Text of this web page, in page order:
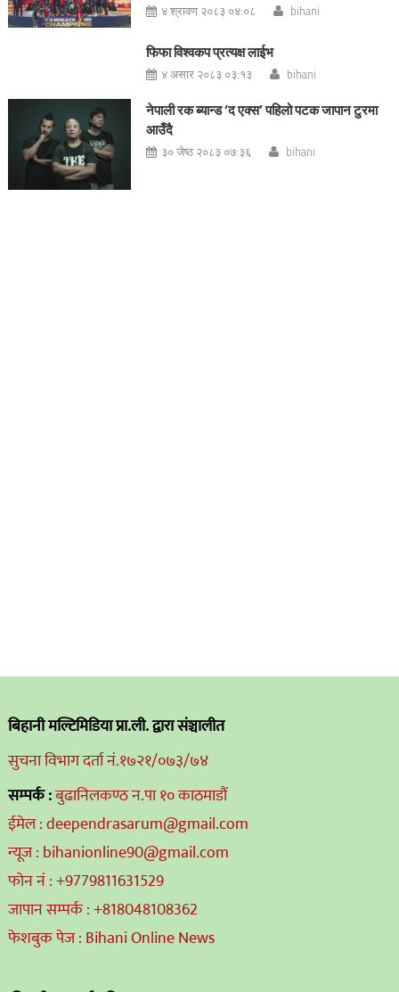
४ श्रावण २०८३ ०४:०८ bihani
फिफा विश्वकप प्रत्यक्ष लाईभ
४ असार २०८३ ०३:१३ bihani
नेपाली रक ब्यान्ड ‘द एक्स’ पहिलो पटक जापान टुरमा
आउँदै
३० जेष्ठ २०८३ ०७:३६ bihani
बिहानी मल्टिमिडिया प्रा.ली. द्वारा संञ्चालीत
सुचना विभाग दर्ता नं.१७२१/०७३/७४
सम्पर्क :बुढानिलकण्ठ न.पा १० काठमाडौं
ईमेल : deependrasarum@gmail.com
न्यूज : bihanionline90@gmail.com
फोन नं : +9779811631529
जापान सम्पर्क : +818048108362
फेशबुक पेज : Bihani Online News